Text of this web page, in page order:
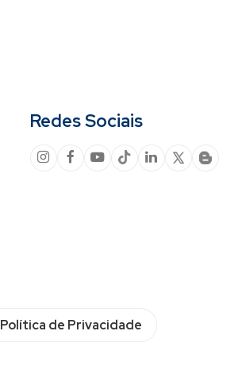
Redes Sociais
Política de Privacidade